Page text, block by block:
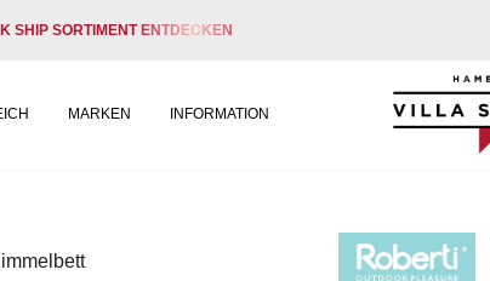
SHIP SORTIMENT ENTDECKEN
MARKEN INFORMATION
Villa